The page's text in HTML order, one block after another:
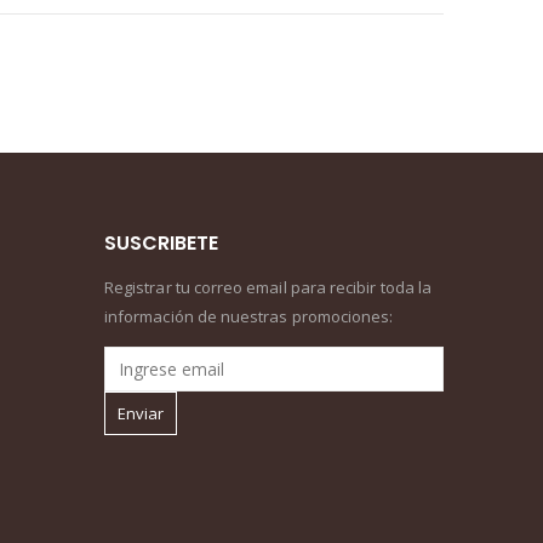
SUSCRIBETE
Registrar tu correo email para recibir toda la
información de nuestras promociones: